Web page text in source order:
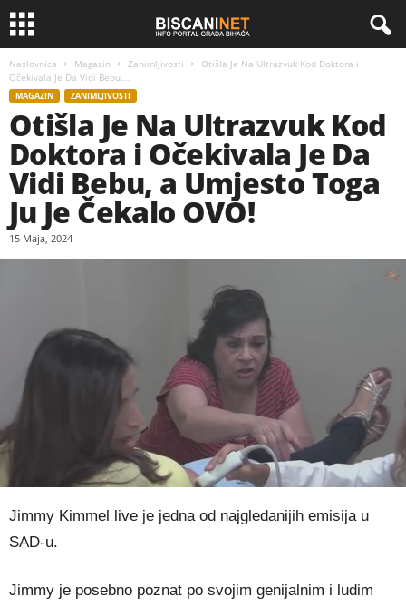
Naslovnica Magazin Zanimljivosti
Otišla Je Na Ultrazvuk Kod Doktora i
Očekivala Je Da Vidi Bebu,...
MAGAZIN ZANIMLJIVOSTI
Otišla Je Na Ultrazvuk Kod
Doktora i Očekivala Je Da
Vidi Bebu, a Umjesto Toga
Ju Je Čekalo OVO!
15 Maja, 2024
Jimmy Kimmel live je jedna od najgledanijih emisija u
SAD-u.
Jimmy je posebno poznat po svojim genijalnim i ludim